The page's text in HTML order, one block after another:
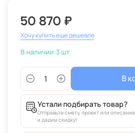
50 870 ₽
Хочу купить еще дешевле
В наличии:3 шт
В
Устали подбирать товар?
Отправьте смету, проект или
и дадим скидку!